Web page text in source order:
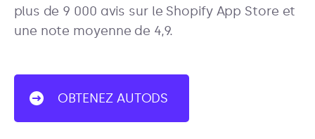
plus de 9 000 avis sur le Shopify App Store et
une note moyenne de 4,9.
OBTENEZ AUTODS